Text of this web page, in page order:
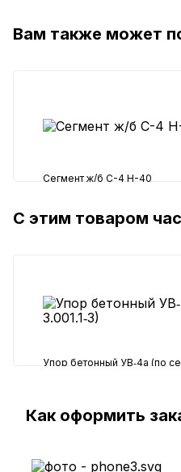
Вам также может
Сегмент ж/б С-4 Н-40
700 ₽
С этим товаром
Упор бетонный УВ‑4а (по
Как оформить